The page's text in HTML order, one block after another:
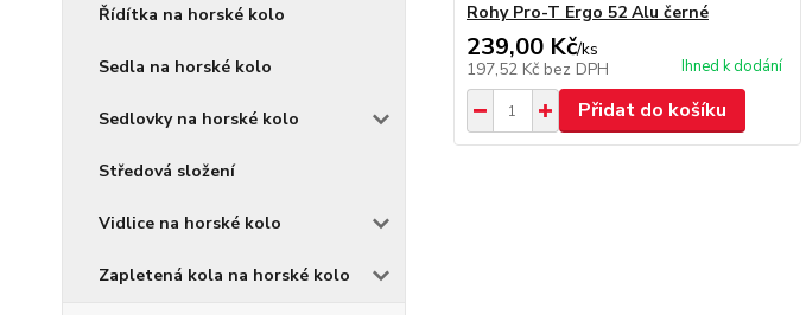
Řídítka na horské kolo
Sedla na horské kolo
Sedlovky na horské kolo
Středová složení
Vidlice na horské kolo
Zapletená kola na horské kolo
Rohy Pro-T Ergo 52 Alu černé
239,00 Kč/ks
197,52 Kč bez DPH Ihned k dodání
Přidat do košíku